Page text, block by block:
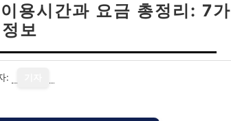
용시간과 요금 총정리: 7가
보
: